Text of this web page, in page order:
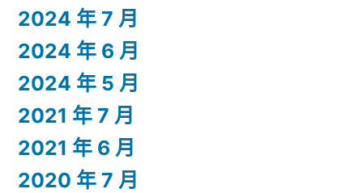
2024 年 7 月
2024 年 6 月
2024 年 5 月
2021 年 7 月
2021 年 6 月
2020 年 7 月